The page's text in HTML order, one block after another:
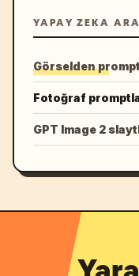
YAPAY ZEKA
Görselden prompt
Fotoğraf
GPT Image 2